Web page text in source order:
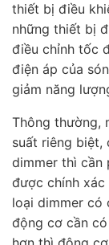
thiết bị điều
những thiết bị
điều chỉnh tốc
điện áp của
giảm năng
Thông thường,
suất riêng biệt,
dimmer thì cần
được chính xác
loại dimmer có
động cơ cần